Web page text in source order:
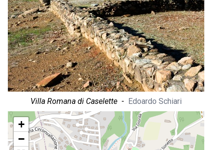
Villa Romana di Caselette - Edoardo Schiari
+
−